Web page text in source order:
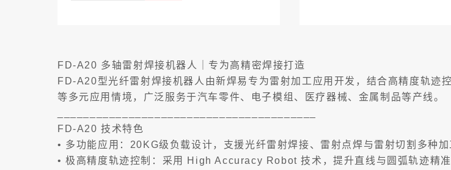
FD-A20 多轴雷射焊接机器人｜专为高精密焊接打造
FD-A20型光纤雷射焊接机器人由新焊易专为雷射加工应用开发，结合​​高精度轨迹
等多元应用情境，广泛服务于汽车零件、电子模组、医疗器械、金属制品等产线。
FD-A20 技术特色
• 多功能应用：20KG级负载设计，支援光纤雷射焊接、雷射点焊与雷射切割多种加
• 极高精度轨迹控制：采用 High Accuracy Robot 技术，提升直线与圆弧轨迹精准